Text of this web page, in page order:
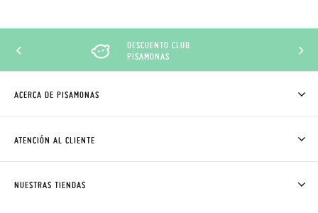
DESCUENTO CLUB
PISAMONAS
ACERCA DE PISAMONAS
CÓMO COMPRAR
ATENCIÓN AL CLIENTE
NUESTRAS TIENDAS